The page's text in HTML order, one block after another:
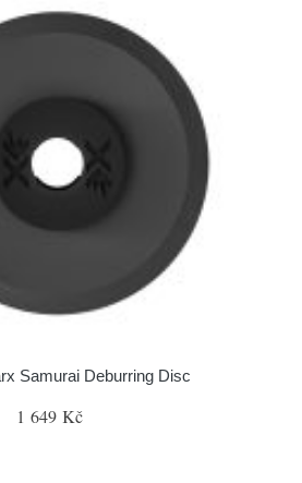
Samurai Deburring Disc
1 649 Kč